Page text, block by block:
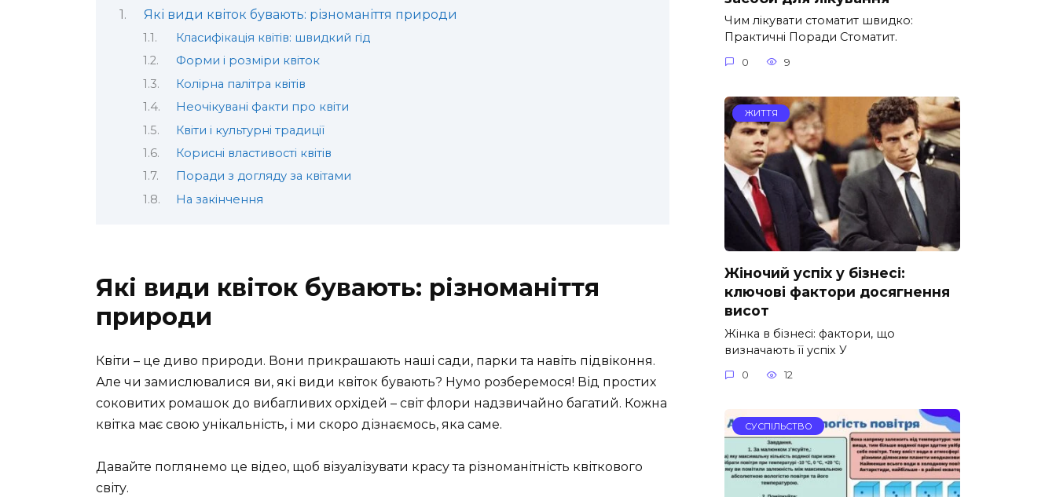
Які види квіток бувають: різноманіття природи
Класифікація квітів: швидкий гід
Форми і розміри квіток
Колірна палітра квітів
Неочікувані факти про квіти
Квіти і культурні традиції
Корисні властивості квітів
Поради з догляду за квітами
На закінчення
Які види квіток бувають: різноманіття
природи
Квіти – це диво природи. Вони прикрашають наші сади, парки та навіть підвіконня.
Але чи замислювалися ви, які види квіток бувають? Нумо розберемося! Від простих
соковитих ромашок до вибагливих орхідей – світ флори надзвичайно багатий. Кожна
квітка має свою унікальність, і ми скоро дізнаємось, яка саме.
Давайте поглянемо це відео, щоб візуалізувати красу та різноманітність квіткового
світу.
Чим лікувати стоматит швидко:
Практичні Поради Стоматит.
0 9
ЖИТТЯ
Жіночий успіх у бізнесі:
ключові фактори досягнення
висот
Жінка в бізнесі: фактори, що
визначають її успіх У
0 12
СУСПІЛЬСТВО